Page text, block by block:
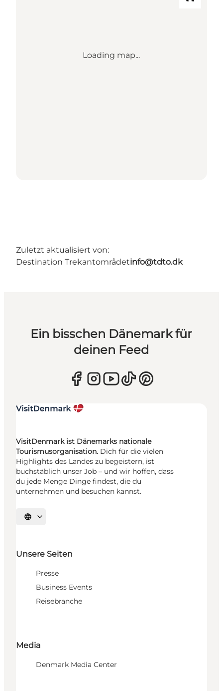
Loading map...
Zuletzt aktualisiert von:
Destination Trekantområdetinfo@tdto.dk
Ein bisschen Dänemark für
deinen Feed
VisitDenmark ist Dänemarks nationale
Tourismusorganisation. Dich für die vielen
Highlights des Landes zu begeistern, ist
buchstäblich unser Job – und wir hoffen, dass
du jede Menge Dinge findest, die du
unternehmen und besuchen kannst.
Sprache auswählen
Unsere Seiten
Presse
Business Events
Reisebranche
Media
Denmark Media Center